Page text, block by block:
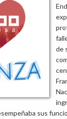
de
sus